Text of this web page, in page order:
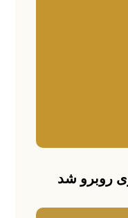
روبرو شد